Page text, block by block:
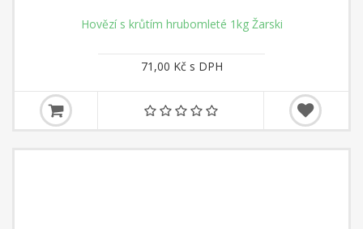
Hovězí s krůtím hrubomleté 1kg Žarski
71,00 Kč s DPH